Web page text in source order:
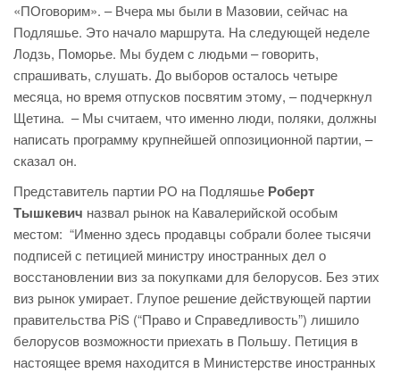
«ПОговорим». – Вчера мы были в Мазовии, сейчас на
Подляшье. Это начало маршрута. На следующей неделе
Лодзь, Поморье. Мы будем с людьми – говорить,
спрашивать, слушать. До выборов осталось четыре
месяца, но время отпусков посвятим этому, – подчеркнул
Щетина. – Мы считаем, что именно люди, поляки, должны
написать программу крупнейшей оппозиционной партии, –
сказал он.
Представитель партии РО на Подляшье Роберт
Тышкевич назвал рынок на Кавалерийской особым
местом: “Именно здесь продавцы собрали более тысячи
подписей с петицией министру иностранных дел о
восстановлении виз за покупками для белорусов. Без этих
виз рынок умирает. Глупое решение действующей партии
правительства PiS (“Право и Справедливость”) лишило
белорусов возможности приехать в Польшу. Петиция в
настоящее время находится в Министерстве иностранных